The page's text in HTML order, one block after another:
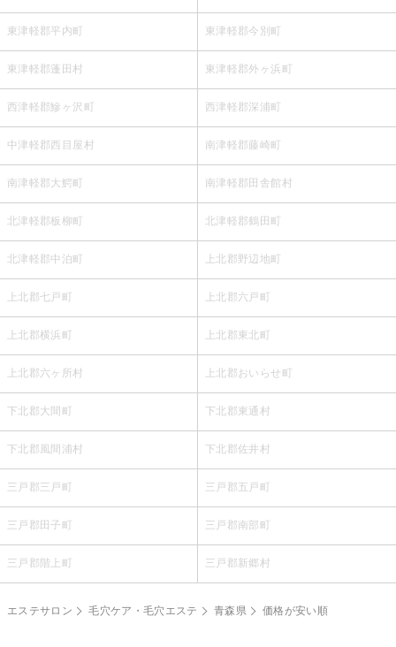
東津軽郡平内町 東津軽郡今別町
東津軽郡蓬田村 東津軽郡外ヶ浜町
西津軽郡鰺ヶ沢町 西津軽郡深浦町
中津軽郡西目屋村 南津軽郡藤崎町
南津軽郡大鰐町 南津軽郡田舎館村
北津軽郡板柳町 北津軽郡鶴田町
北津軽郡中泊町 上北郡野辺地町
上北郡七戸町 上北郡六戸町
上北郡横浜町 上北郡東北町
上北郡六ヶ所村 上北郡おいらせ町
下北郡大間町 下北郡東通村
下北郡風間浦村 下北郡佐井村
三戸郡三戸町 三戸郡五戸町
三戸郡田子町 三戸郡南部町
三戸郡階上町 三戸郡新郷村
エステサロン 毛穴ケア・毛穴エステ 青森県 価格が安い順